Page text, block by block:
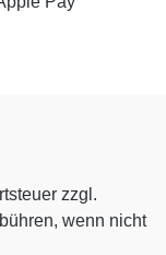
zzgl.
wenn nicht